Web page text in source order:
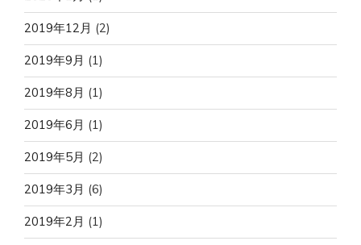
2019年12月 (2)
2019年9月 (1)
2019年8月 (1)
2019年6月 (1)
2019年5月 (2)
2019年3月 (6)
2019年2月 (1)